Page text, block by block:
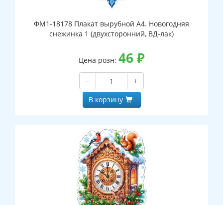
ФМ1-18178 Плакат вырубной А4. Новогодняя
снежинка 1 (двухсторонний, ВД-лак)
Цена розн: 46 ₽
−
+
В корзину